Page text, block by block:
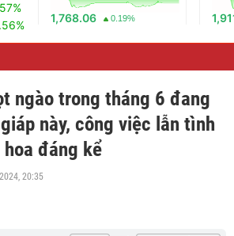
1,768.06 0.19%
ngào trong tháng 6 đang
này, công việc lẫn tình
đáng kể
20:35